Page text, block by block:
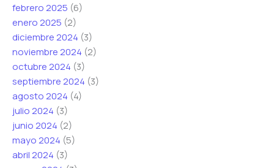
febrero 2025 (6)
enero 2025 (2)
diciembre 2024 (3)
noviembre 2024 (2)
octubre 2024 (3)
septiembre 2024 (3)
agosto 2024 (4)
julio 2024 (3)
junio 2024 (2)
mayo 2024 (5)
abril 2024 (3)